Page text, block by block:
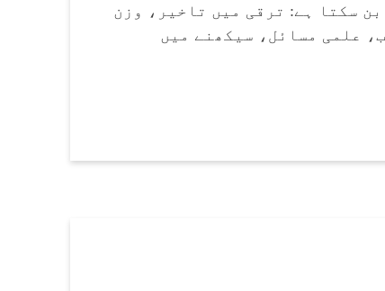
سکتا ہے: ترقی میں تاخیر، وزن
علمی مسائل، سیکھنے میں